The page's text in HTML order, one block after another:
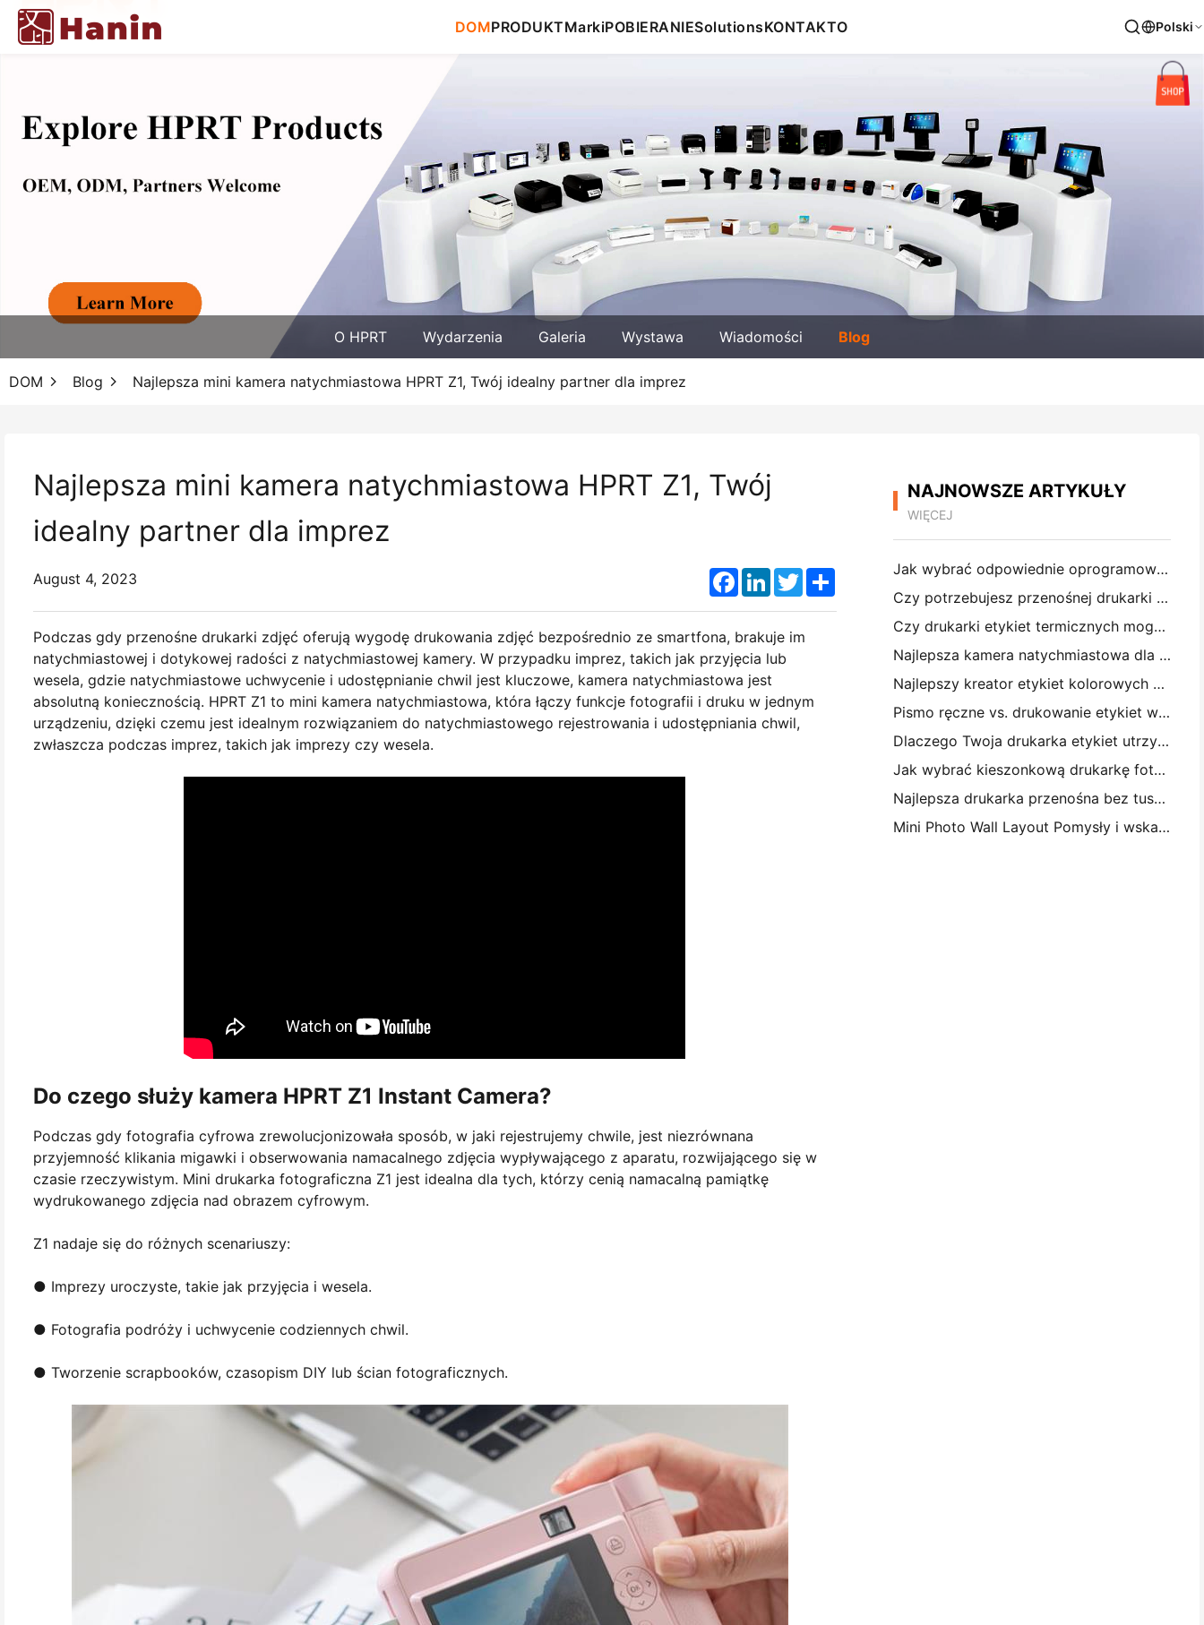
DOMPRODUKTMarkiPOBIERANIESolutionsKONTAKTO Polski
O HPRT Wydarzenia Galeria Wystawa Wiadomości Blog
DOM Blog Najlepsza mini kamera natychmiastowa HPRT Z1, Twój idealny partner dla imprez
Najlepsza mini kamera natychmiastowa HPRT Z1, Twój
idealny partner dla imprez
August 4, 2023 Facebook
LinkedInTwitterShare
Podczas gdy przenośne drukarki zdjęć oferują wygodę drukowania zdjęć bezpośrednio ze smartfona, brakuje im
natychmiastowej i dotykowej radości z natychmiastowej kamery. W przypadku imprez, takich jak przyjęcia lub
wesela, gdzie natychmiastowe uchwycenie i udostępnianie chwil jest kluczowe, kamera natychmiastowa jest
absolutną koniecznością. HPRT Z1 to mini kamera natychmiastowa, która łączy funkcje fotografii i druku w jednym
urządzeniu, dzięki czemu jest idealnym rozwiązaniem do natychmiastowego rejestrowania i udostępniania chwil,
zwłaszcza podczas imprez, takich jak imprezy czy wesela.
Do czego służy kamera HPRT Z1 Instant Camera?
Podczas gdy fotografia cyfrowa zrewolucjonizowała sposób, w jaki rejestrujemy chwile, jest niezrównana
przyjemność klikania migawki i obserwowania namacalnego zdjęcia wypływającego z aparatu, rozwijającego się w
czasie rzeczywistym. Mini drukarka fotograficzna Z1 jest idealna dla tych, którzy cenią namacalną pamiątkę
wydrukowanego zdjęcia nad obrazem cyfrowym.
Z1 nadaje się do różnych scenariuszy:
● Imprezy uroczyste, takie jak przyjęcia i wesela.
● Fotografia podróży i uchwycenie codziennych chwil.
● Tworzenie scrapbooków, czasopism DIY lub ścian fotograficznych.
NAJNOWSZE ARTYKUŁY
WIĘCEJ
Jak wybrać odpowiednie oprogramowanie restauracyjne dla małej lub średniej restauracji
Czy potrzebujesz przenośnej drukarki A4 do faktur magazynowych? Co naprawdę działa
Czy drukarki etykiet termicznych mogą tworzyć wodoodporne etykiety dla produktów małych firm?
Najlepsza kamera natychmiastowa dla początkujących, którzy nie chcą marnować papieru
Najlepszy kreator etykiet kolorowych do dziennikarstwa i scrapbooking: dodaj więcej kolorów do każdej strony
Pismo ręczne vs. drukowanie etykiet wysyłkowych: wskazówki dla małych firm w 2026 roku
Dlaczego Twoja drukarka etykiet utrzymuje blokowanie?
Jak wybrać kieszonkową drukarkę fotograficzną: Kompletny przewodnik dla użytkowników dziennikarstwa, podróży i iPhone'a
Najlepsza drukarka przenośna bez tuszu do podróży, szkoły i pracy mobilnej: Hanin MT620 Pro Review
Mini Photo Wall Layout Pomysły i wskazówki na dekorację sypialni i dormitorium